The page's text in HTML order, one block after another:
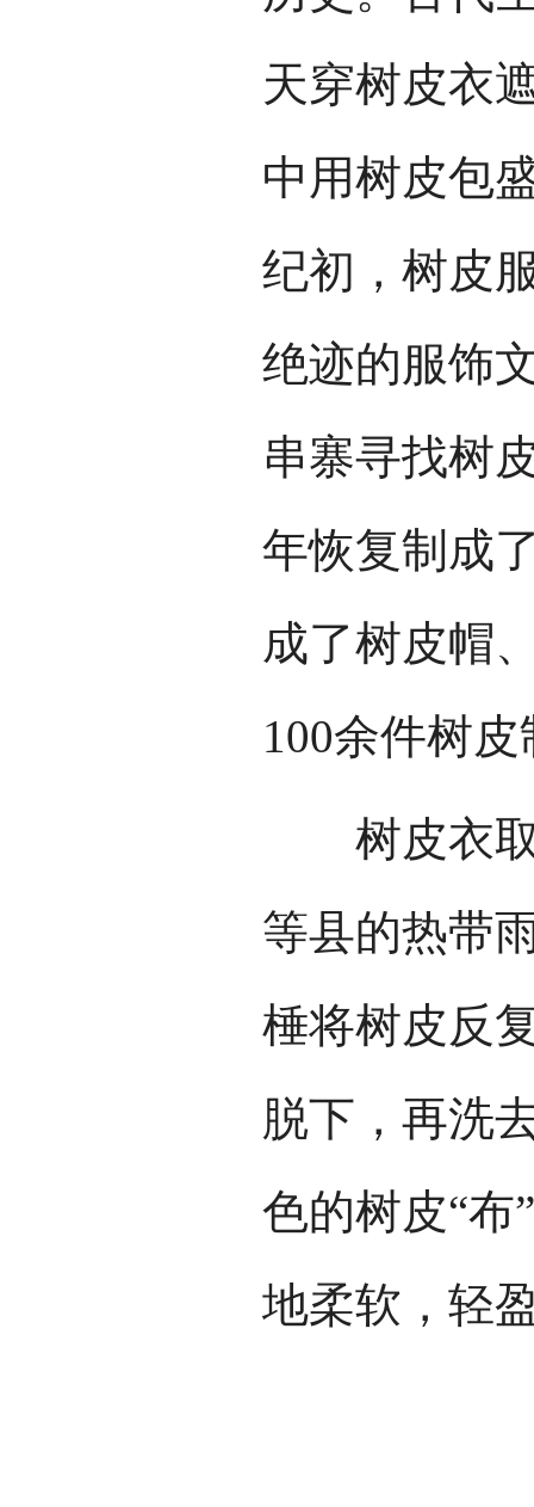
天穿树皮衣
中用树皮包
纪初，树皮
绝迹的服饰
串寨寻找树
年恢复制成
成了树皮帽
100余件树
树皮衣取
等县的热带
棰将树皮反
脱下，再洗
色的树皮“布
地柔软，轻